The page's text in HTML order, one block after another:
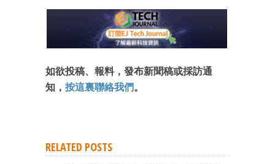
如欲投稿、報料，發布新聞稿或採訪通
知， 按這裏聯絡我們。
RELATED POSTS